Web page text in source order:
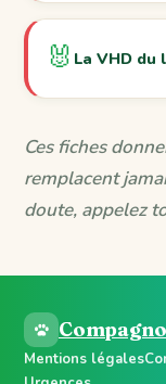
🐰 La VHD du
Ces fiches
remplacent
doute, appelez
Mentions légales